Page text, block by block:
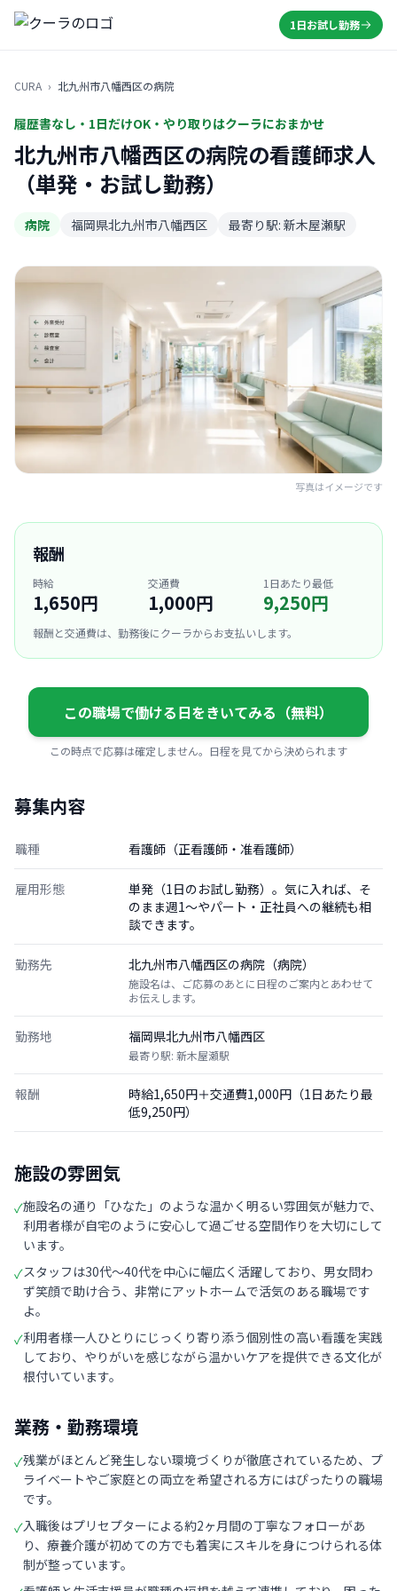
1日お試し勤務
CURA › 北九州市八幡西区の病院
履歴書なし・1日だけOK・やり取りはクーラにおまかせ
北九州市八幡西区の病院の看護師求人
（単発・お試し勤務）
病院 福岡県北九州市八幡西区 最寄り駅: 新木屋瀬駅
写真はイメージです
報酬
時給
1,650円
交通費
1,000円
1日あたり最低
9,250円
報酬と交通費は、勤務後にクーラからお支払いします。
この職場で働ける日をきいてみる（無料）
この時点で応募は確定しません。日程を見てから決められます
募集内容
職種 看護師（正看護師・准看護師）
雇用形態
単発（1日のお試し勤務）。気に入れば、そ
のまま週1〜やパート・正社員への継続も相
談できます。
勤務先 北九州市八幡西区の病院（病院）
施設名は、ご応募のあとに日程のご案内とあわせて
お伝えします。
勤務地 福岡県北九州市八幡西区
最寄り駅: 新木屋瀬駅
報酬
時給1,650円＋交通費1,000円（1日あたり最
低9,250円）
施設の雰囲気
✓施設名の通り「ひなた」のような温かく明るい雰囲気が魅力で、
利用者様が自宅のように安心して過ごせる空間作りを大切にして
います。
✓スタッフは30代〜40代を中心に幅広く活躍しており、男女問わ
ず笑顔で助け合う、非常にアットホームで活気のある職場です
よ。
✓利用者様一人ひとりにじっくり寄り添う個別性の高い看護を実践
しており、やりがいを感じながら温かいケアを提供できる文化が
根付いています。
業務・勤務環境
✓残業がほとんど発生しない環境づくりが徹底されているため、プ
ライベートやご家庭との両立を希望される方にはぴったりの職場
です。
✓入職後はプリセプターによる約2ヶ月間の丁寧なフォローがあ
り、療養介護が初めての方でも着実にスキルを身につけられる体
制が整っています。